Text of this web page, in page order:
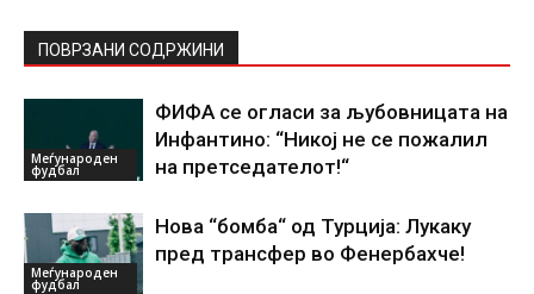
ПОВРЗАНИ СОДРЖИНИ
Меѓународен
фудбал
ФИФА се огласи за љубовницата на
Инфантино: “Никој не се пожалил
на претседателот!“
Меѓународен
фудбал
Нова “бомба“ од Турција: Лукаку
пред трансфер во Фенербахче!